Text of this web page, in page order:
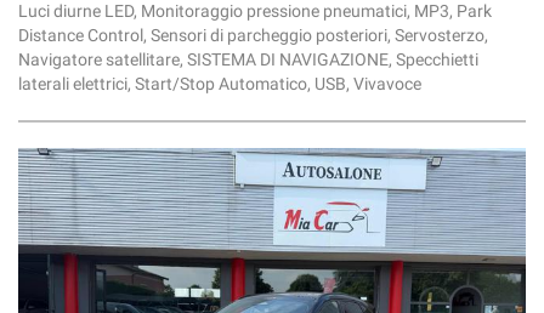
Luci diurne LED, Monitoraggio pressione pneumatici, MP3, Park
Distance Control, Sensori di parcheggio posteriori, Servosterzo,
Navigatore satellitare, SISTEMA DI NAVIGAZIONE, Specchietti
laterali elettrici, Start/Stop Automatico, USB, Vivavoce